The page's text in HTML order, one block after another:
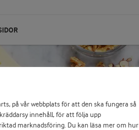
på vår webbplats för att den ska fungera så
innehåll, för att följa upp
marknadsföring. Du kan läsa mer om hur